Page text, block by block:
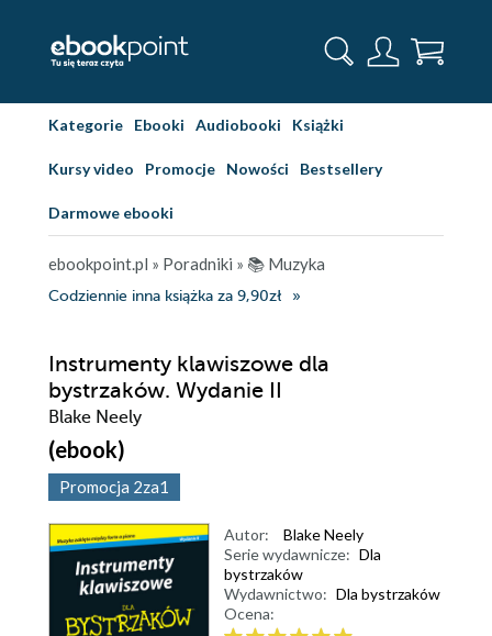
Kategorie Ebooki Audiobooki Książki
Kursy video Promocje Nowości Bestsellery
Darmowe ebooki
ebookpoint.pl » Poradniki » 📚 Muzyka
Codziennie inna książka za 9,90zł
Instrumenty klawiszowe dla
bystrzaków. Wydanie II
Blake Neely
(ebook)
Promocja 2za1
Autor:
Blake Neely
Serie wydawnicze: Dla
bystrzaków
Wydawnictwo: Dla bystrzaków
Ocena: